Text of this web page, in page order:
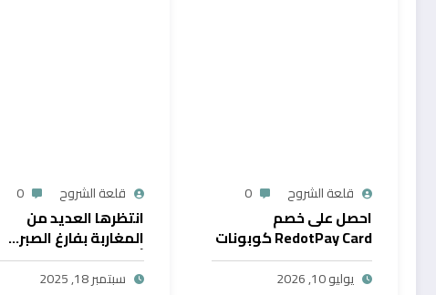
قلعة الشروح 0
احصل على خصم
RedotPay Card كوبونات
حصرية
يوليو 10, 2026
قلعة الشروح 0
انتظرها العديد من
المغاربة بفارغ الصبر…
أول خدمة رقمية تتيح
سحب الرصيد من بايبال
سبتمبر 18, 2025